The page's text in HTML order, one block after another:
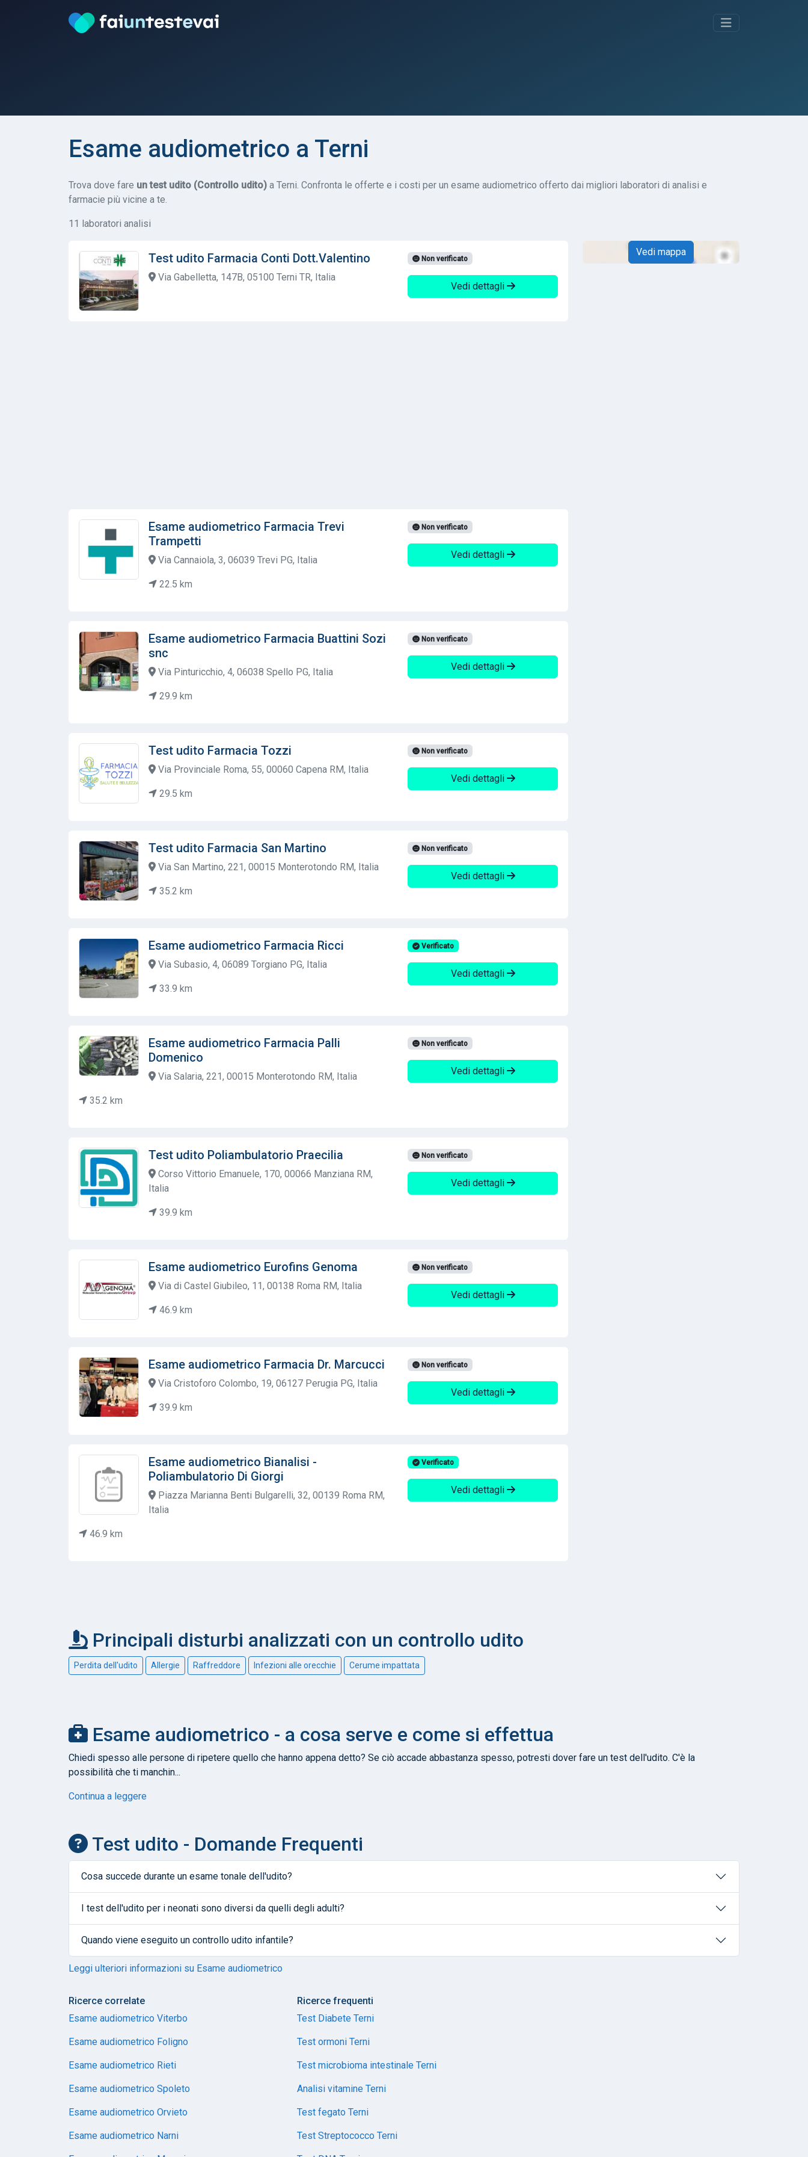
Esame audiometrico a Terni
Trova dove fare un test udito (Controllo udito) a Terni. Confronta le offerte e i costi per un esame audiometrico offerto dai migliori laboratori di analisi e
farmacie più vicine a te.
11 laboratori analisi
Test udito Farmacia Conti Dott.Valentino
Via Gabelletta, 147B, 05100 Terni TR, Italia
Non verificato
Vedi dettagli
Esame audiometrico Farmacia Trevi
Trampetti
Via Cannaiola, 3, 06039 Trevi PG, Italia
22.5 km
Non verificato
Vedi dettagli
Esame audiometrico Farmacia Buattini Sozi
snc
Via Pinturicchio, 4, 06038 Spello PG, Italia
29.9 km
Non verificato
Vedi dettagli
Test udito Farmacia Tozzi
Via Provinciale Roma, 55, 00060 Capena RM, Italia
29.5 km
Non verificato
Vedi dettagli
Test udito Farmacia San Martino
Via San Martino, 221, 00015 Monterotondo RM, Italia
35.2 km
Non verificato
Vedi dettagli
Esame audiometrico Farmacia Ricci
Via Subasio, 4, 06089 Torgiano PG, Italia
33.9 km
Verificato
Vedi dettagli
Esame audiometrico Farmacia Palli
Domenico
Via Salaria, 221, 00015 Monterotondo RM, Italia
35.2 km
Non verificato
Vedi dettagli
Test udito Poliambulatorio Praecilia
Corso Vittorio Emanuele, 170, 00066 Manziana RM,
Italia
39.9 km
Non verificato
Vedi dettagli
Esame audiometrico Eurofins Genoma
Via di Castel Giubileo, 11, 00138 Roma RM, Italia
46.9 km
Non verificato
Vedi dettagli
Esame audiometrico Farmacia Dr. Marcucci
Via Cristoforo Colombo, 19, 06127 Perugia PG, Italia
39.9 km
Non verificato
Vedi dettagli
Esame audiometrico Bianalisi -
Poliambulatorio Di Giorgi
Piazza Marianna Benti Bulgarelli, 32, 00139 Roma RM,
Italia
46.9 km
Verificato
Vedi dettagli
Vedi mappa
Principali disturbi analizzati con un controllo udito
Perdita dell'udito Allergie Raffreddore Infezioni alle orecchie Cerume impattata
Esame audiometrico - a cosa serve e come si effettua
Chiedi spesso alle persone di ripetere quello che hanno appena detto? Se ciò accade abbastanza spesso, potresti dover fare un test dell'udito. C'è la
possibilità che ti manchin...
Continua a leggere
Test udito - Domande Frequenti
Cosa succede durante un esame tonale dell'udito?
I test dell'udito per i neonati sono diversi da quelli degli adulti?
Quando viene eseguito un controllo udito infantile?
Leggi ulteriori informazioni su Esame audiometrico
Ricerce correlate
Esame audiometrico Viterbo
Esame audiometrico Foligno
Esame audiometrico Rieti
Esame audiometrico Spoleto
Esame audiometrico Orvieto
Esame audiometrico Narni
Ricerce frequenti
Test Diabete Terni
Test ormoni Terni
Test microbioma intestinale Terni
Analisi vitamine Terni
Test fegato Terni
Test Streptococco Terni